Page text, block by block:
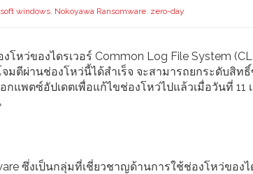
windows, Nokoyawa Ransomware, zero-day
โหว่ของไดรเวอร์ Common Log File System
มตีผ่านช่องโหว่นี้ได้สำเร็จ จะสามารถยกระดับสิท
แพตซ์อัปเดตเพื่อแก้ไขช่องโหว่ไปแล้วเมื่อวันที่ 11
ซึ่งเป็นกลุ่มที่เชี่ยวชาญด้านการใช้ช่องโหว่ของไ